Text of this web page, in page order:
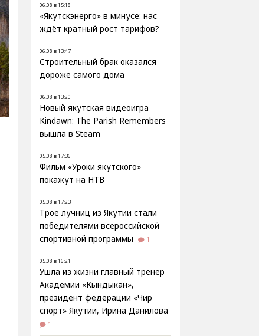
06.08 в 15:18
«Якутскэнерго» в минусе: нас
ждёт кратный рост тарифов?
06.08 в 13:47
Строительный брак оказался
дороже самого дома
06.08 в 13:20
Новый якутская видеоигра
Kindawn: The Parish Remembers
вышла в Steam
05.08 в 17:36
Фильм «Уроки якутского»
покажут на НТВ
05.08 в 17:23
Трое лучниц из Якутии стали
победителями всероссийской
спортивной программы
1
05.08 в 16:21
Ушла из жизни главный тренер
Академии «Кындыкан»,
президент федерации «Чир
спорт» Якутии, Ирина Данилова
1